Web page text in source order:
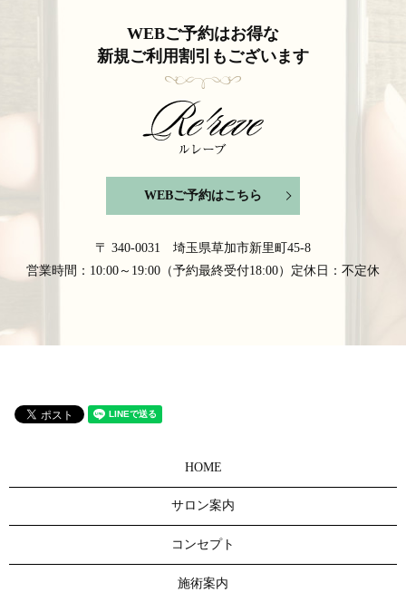
WEBご予約はお得な
新規ご利用割引もございます
WEBご予約はこちら
〒 340-0031 埼玉県草加市新里町45-8
営業時間：10:00～19:00（予約最終受付18:00）定休日：不定休
HOME
サロン案内
コンセプト
施術案内